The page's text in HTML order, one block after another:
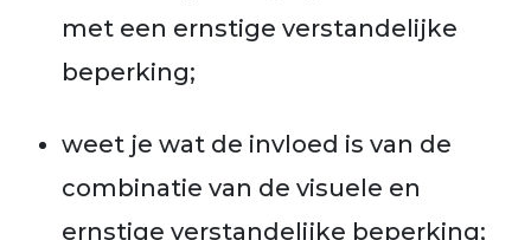
met een ernstige verstandelijke
beperking;
weet je wat de invloed is van de
combinatie van de visuele en
ernstige verstandelijke beperking;